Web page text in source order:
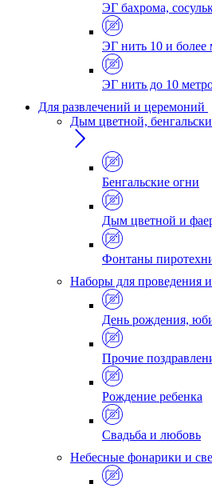
ЭГ бахрома,
ЭГ нить 10 и более
ЭГ нить до 10
Для развлечений и церемоний
Дым цветной,
Бенгальские огни
Дым цветной и
Фонтаны
Наборы для проведения
День рождения,
Прочие
Рождение ребенка
Свадьба и любовь
Небесные фонарики и